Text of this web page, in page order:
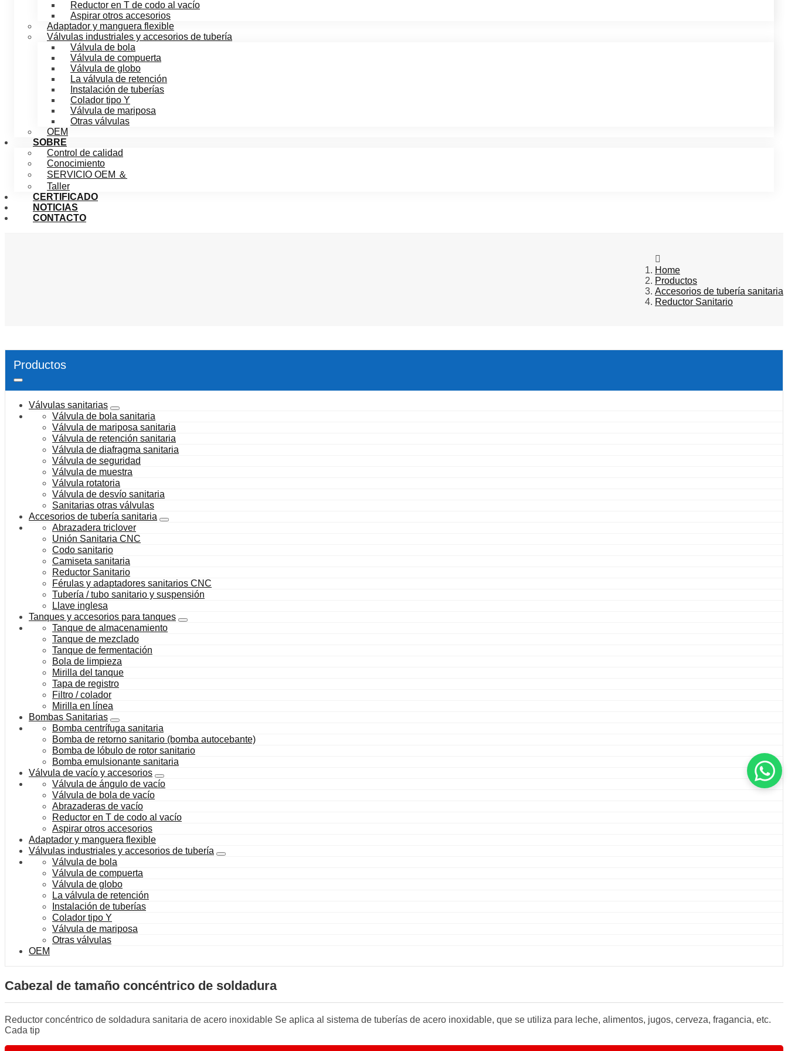
Reductor en T de codo al vacío
Aspirar otros accesorios
Adaptador y manguera flexible
Válvulas industriales y accesorios de tubería
Válvula de bola
Válvula de compuerta
Válvula de globo
La válvula de retención
Instalación de tuberías
Colador tipo Y
Válvula de mariposa
Otras válvulas
OEM
SOBRE
Control de calidad
Conocimiento
SERVICIO OEM ＆
Taller
CERTIFICADO
NOTICIAS
CONTACTO
Home
Productos
Accesorios de tubería sanitaria
Reductor Sanitario
Productos
Válvulas sanitarias
Válvula de bola sanitaria
Válvula de mariposa sanitaria
Válvula de retención sanitaria
Válvula de diafragma sanitaria
Válvula de seguridad
Válvula de muestra
Válvula rotatoria
Válvula de desvío sanitaria
Sanitarias otras válvulas
Accesorios de tubería sanitaria
Abrazadera triclover
Unión Sanitaria CNC
Codo sanitario
Camiseta sanitaria
Reductor Sanitario
Férulas y adaptadores sanitarios CNC
Tubería / tubo sanitario y suspensión
Llave inglesa
Tanques y accesorios para tanques
Tanque de almacenamiento
Tanque de mezclado
Tanque de fermentación
Bola de limpieza
Mirilla del tanque
Tapa de registro
Filtro / colador
Mirilla en línea
Bombas Sanitarias
Bomba centrífuga sanitaria
Bomba de retorno sanitario (bomba autocebante)
Bomba de lóbulo de rotor sanitario
Bomba emulsionante sanitaria
Válvula de vacío y accesorios
Válvula de ángulo de vacío
Válvula de bola de vacío
Abrazaderas de vacío
Reductor en T de codo al vacío
Aspirar otros accesorios
Adaptador y manguera flexible
Válvulas industriales y accesorios de tubería
Válvula de bola
Válvula de compuerta
Válvula de globo
La válvula de retención
Instalación de tuberías
Colador tipo Y
Válvula de mariposa
Otras válvulas
OEM
Cabezal de tamaño concéntrico de soldadura
Reductor concéntrico de soldadura sanitaria de acero inoxidable Se aplica al sistema de tuberías de acero inoxidable, que se utiliza para leche, alimentos, jugos, cerveza, fragancia, etc.
Cada tip